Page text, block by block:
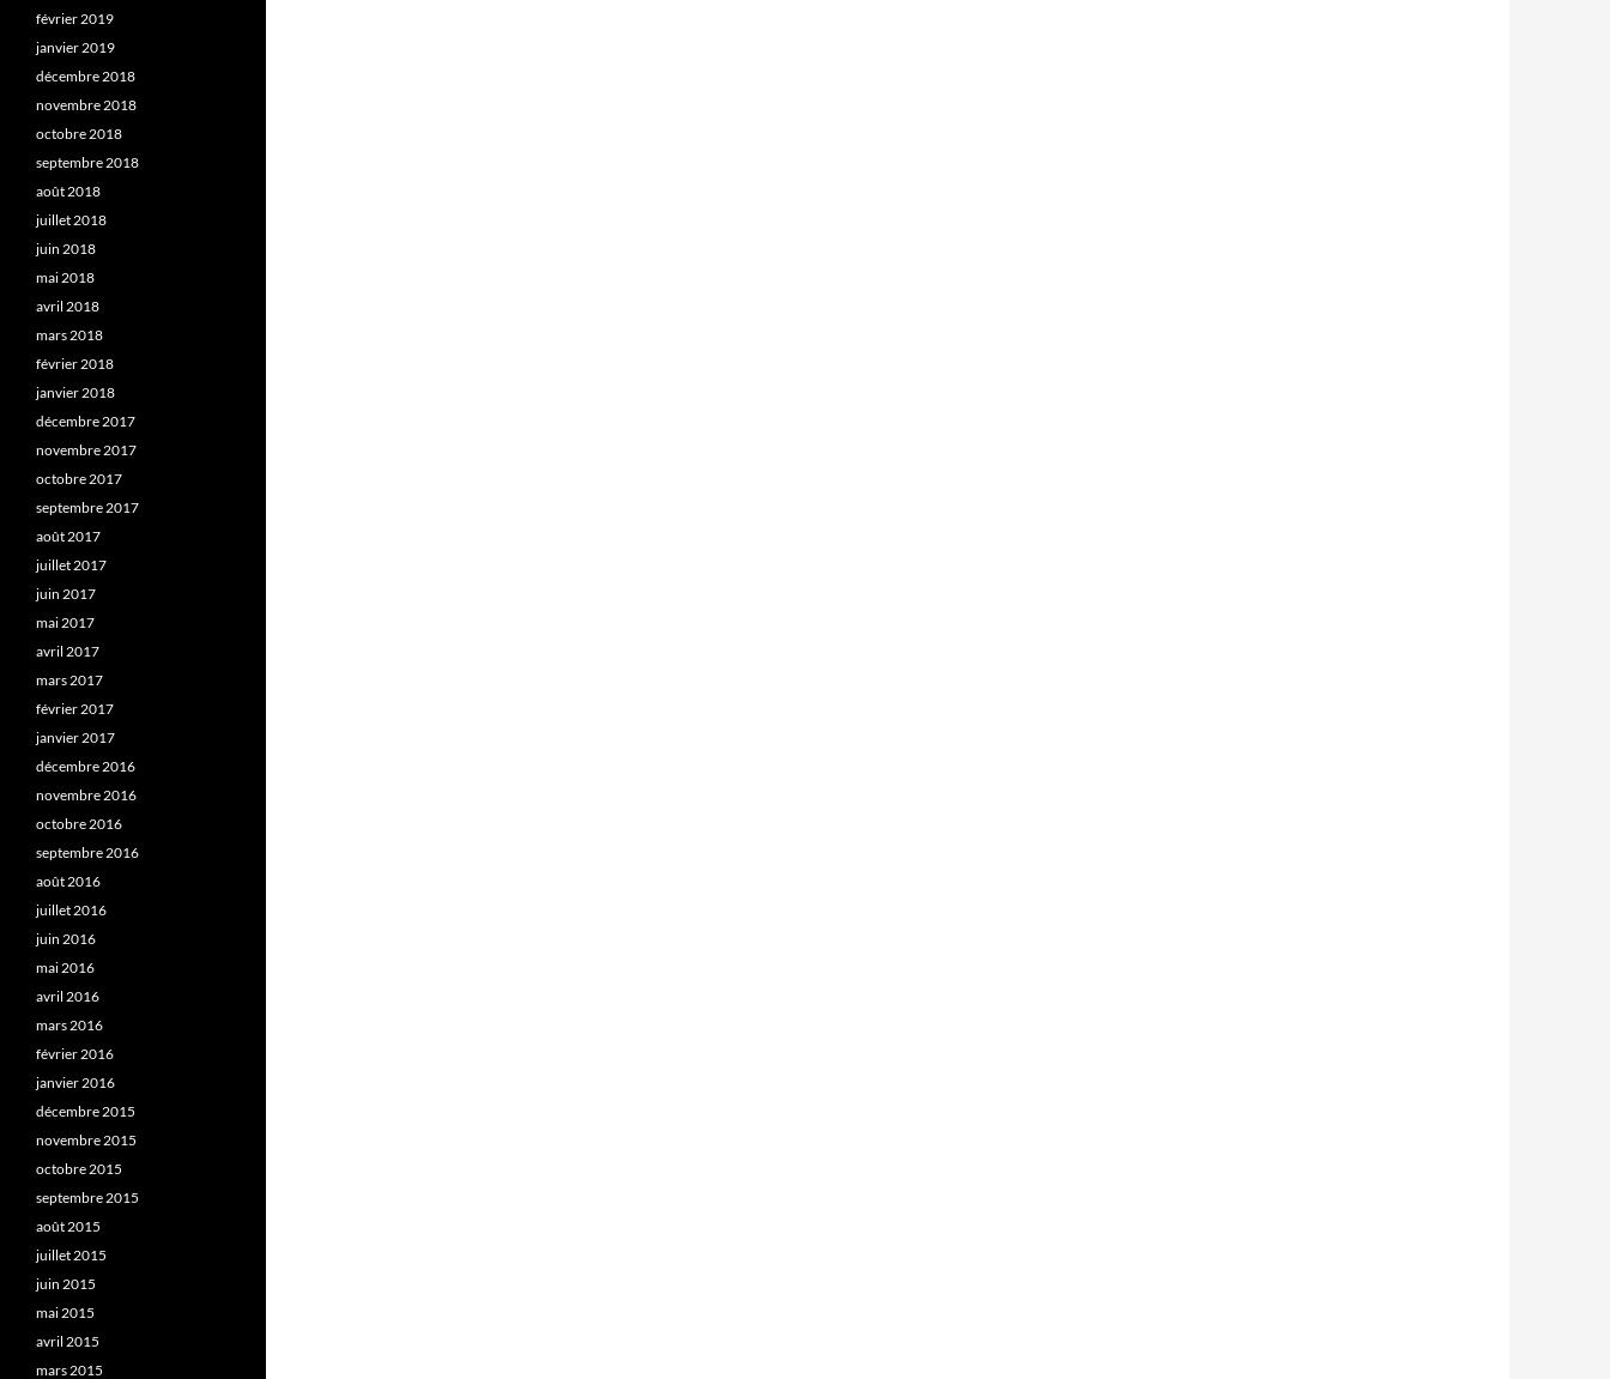
février 2019
janvier 2019
décembre 2018
novembre 2018
octobre 2018
septembre 2018
août 2018
juillet 2018
juin 2018
mai 2018
avril 2018
mars 2018
février 2018
janvier 2018
décembre 2017
novembre 2017
octobre 2017
septembre 2017
août 2017
juillet 2017
juin 2017
mai 2017
avril 2017
mars 2017
février 2017
janvier 2017
décembre 2016
novembre 2016
octobre 2016
septembre 2016
août 2016
juillet 2016
juin 2016
mai 2016
avril 2016
mars 2016
février 2016
janvier 2016
décembre 2015
novembre 2015
octobre 2015
septembre 2015
août 2015
juillet 2015
juin 2015
mai 2015
avril 2015
mars 2015